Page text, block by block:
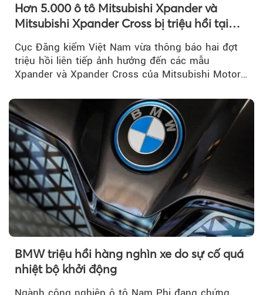
Hơn 5.000 ô tô Mitsubishi Xpander và
Mitsubishi Xpander Cross bị triệu hồi tại
Cục Đăng kiểm Việt Nam vừa thông báo hai đợt
triệu hồi liên tiếp ảnh hưởng đến các mẫu
Xpander và Xpander Cross của Mitsubishi Motor
BMW triệu hồi hàng nghìn xe do sự cố quá
nhiệt bộ khởi động